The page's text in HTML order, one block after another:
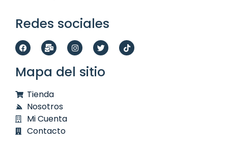
Redes sociales
Mapa del sitio
Tienda
Nosotros
Mi Cuenta
Contacto